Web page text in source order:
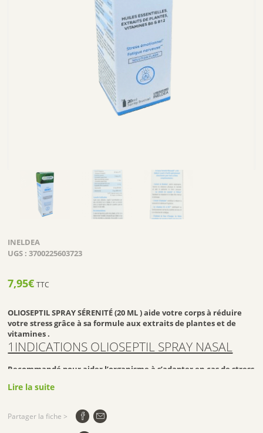
INELDEA
UGS :3700225603723
7,95€ TTC
OLIOSEPTIL SPRAY SÉRENITÉ (20 ML ) aide votre corps à réduire
votre stress grâce à sa formule aux extraits de plantes et de
vitamines .
1INDICATIONS OLIOSEPTIL SPRAY NASAL
Recommandé pour aider l’organisme à s’adapter en cas de stress
Olioseptil® a été élaboré à partir d’actifs spécialement
L’extrait de Rhodiola*, plante adaptogène, favorise la
Lire la suite
Partager la fiche >